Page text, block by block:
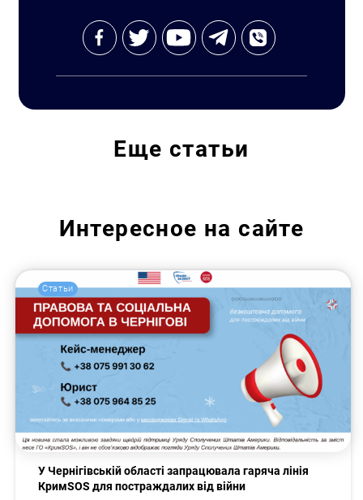
Еще статьи
Интересное на сайте
Статьи
У Чернігівській області запрацювала гаряча лінія
КримSOS для постраждалих від війни